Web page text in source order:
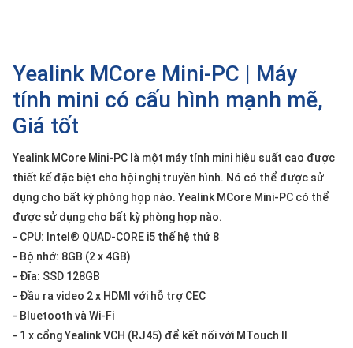
Yealink MCore Mini-PC | Máy
tính mini có cấu hình mạnh mẽ,
Giá tốt
Yealink MCore Mini-PC là một máy tính mini hiệu suất cao được
thiết kế đặc biệt cho hội nghị truyền hình. Nó có thể được sử
dụng cho bất kỳ phòng họp nào. Yealink MCore Mini-PC có thể
được sử dụng cho bất kỳ phòng họp nào.
- CPU: Intel® QUAD-CORE i5 thế hệ thứ 8
- Bộ nhớ: 8GB (2 x 4GB)
- Đĩa: SSD 128GB
- Đầu ra video 2 x HDMI với hỗ trợ CEC
- Bluetooth và Wi-Fi
- 1 x cổng Yealink VCH (RJ45) để kết nối với MTouch II
Dịch
Hỗ
trợ
Tin
Liên
hệ
Giới
thiệu
NGÔN
NGỮ